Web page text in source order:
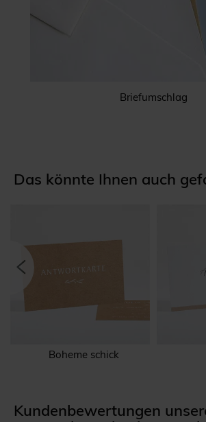
Briefumschlag
Das könnte Ihnen auch
Boheme schick
Kundenbewertungen